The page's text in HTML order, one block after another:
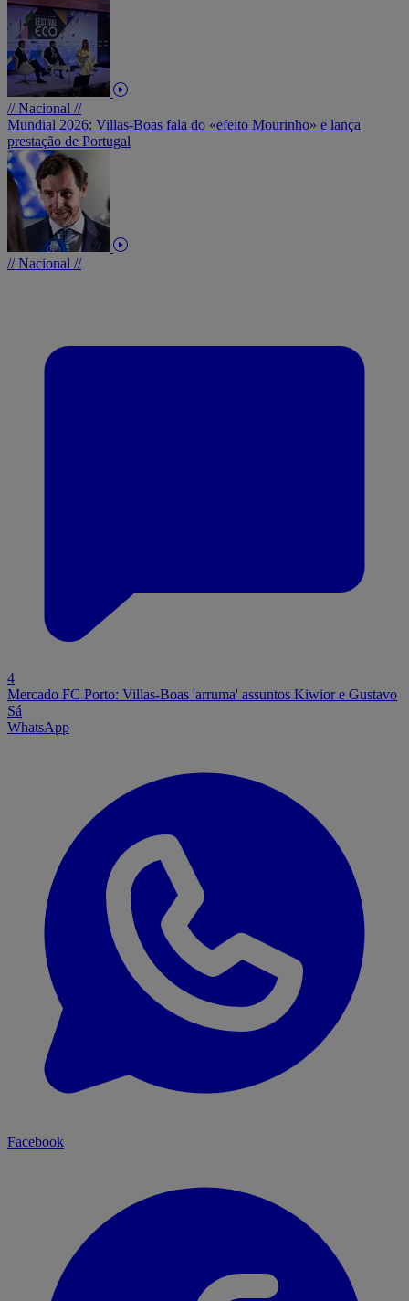
// Nacional //
Mundial 2026: Villas-Boas fala do «efeito Mourinho» e lança
prestação de Portugal
// Nacional //
4
Mercado FC Porto: Villas-Boas 'arruma' assuntos Kiwior e Gustavo
Sá
WhatsApp
Facebook